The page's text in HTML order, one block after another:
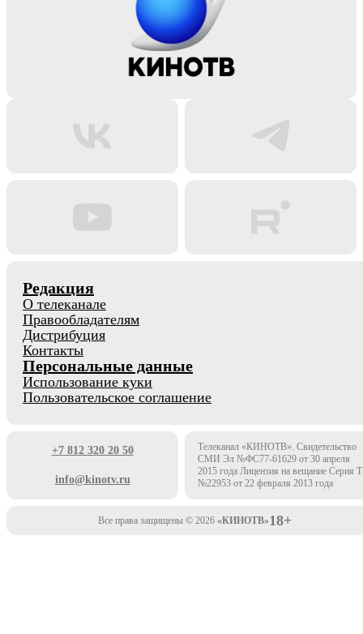
Редакция
О телеканале
Правообладателям
Дистрибуция
Контакты
Персональные данные
Использование куки
Пользовательское соглашение
+7 812 320 20 50
info@kinotv.ru
Телеканал «КИНОТВ». Свидетельство
СМИ Эл №ФС77-61629 от 30 апреля
2015 года Лицензия на вещание Серия
№22953 от 22 февраля 2013 года
Все права защищены © 2026 «КИНОТВ»18+